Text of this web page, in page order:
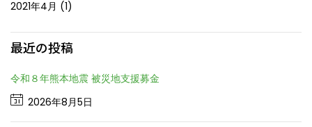
2021年4月 (1)
最近の投稿
令和８年熊本地震 被災地支援募金
2026年8月5日